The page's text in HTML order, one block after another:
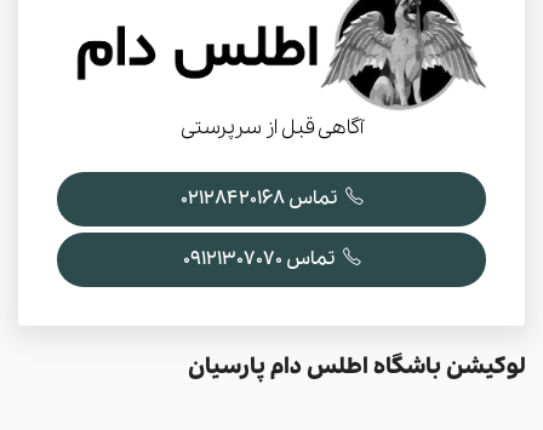
آگاهی قبل از سرپرستی
تماس 02128420168
تماس 09121307070
لوکیشن باشگاه اطلس دام پارسیان